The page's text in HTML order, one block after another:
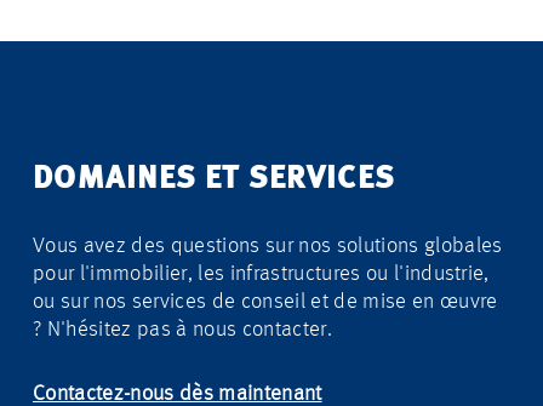
DOMAINES ET SERVICES
Vous avez des questions sur nos solutions globales
pour l'immobilier, les infrastructures ou l'industrie,
ou sur nos services de conseil et de mise en œuvre
? N'hésitez pas à nous contacter.
Contactez-nous dès maintenant